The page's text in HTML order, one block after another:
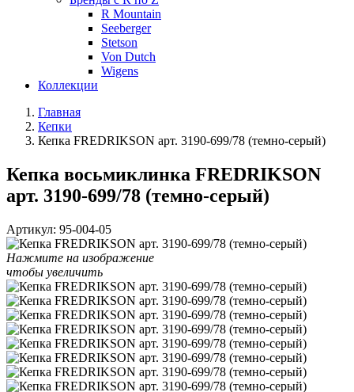
R Mountain
Seeberger
Stetson
Von Dutch
Wigens
Коллекции
Главная
Кепки
Кепка FREDRIKSON арт. 3190-699/78 (темно-серый)
Кепка восьмиклинка FREDRIKSON
арт. 3190-699/78 (темно-серый)
Артикул: 95-004-05
Нажмите на изображение
чтобы увеличить